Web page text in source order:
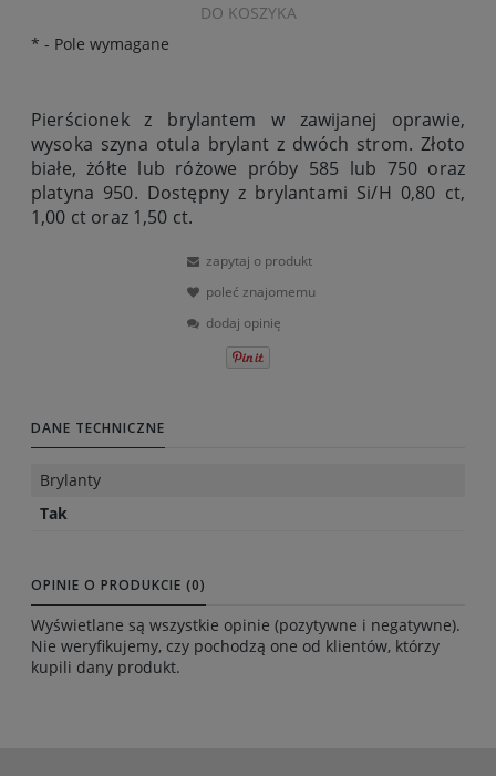
DO KOSZYKA
* - Pole wymagane
Pierścionek z brylantem w zawijanej oprawie,
wysoka szyna otula brylant z dwóch strom. Złoto
białe, żółte lub różowe próby 585 lub 750 oraz
platyna 950. Dostępny z brylantami Si/H 0,80 ct,
1,00 ct oraz 1,50 ct.
zapytaj o produkt
poleć znajomemu
dodaj opinię
DANE TECHNICZNE
Brylanty
Tak
OPINIE O PRODUKCIE (0)
Wyświetlane są wszystkie opinie (pozytywne i negatywne).
Nie weryfikujemy, czy pochodzą one od klientów, którzy
kupili dany produkt.